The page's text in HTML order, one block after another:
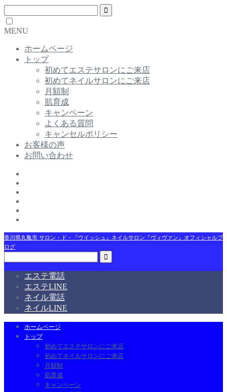
MENU
ホームページ
トップ
初めてエステサロンにご来店
初めてネイルサロンにご来店
月額制
肌育成
キャンペーン
よくある質問
キャンセルポリシー
お客様の声
お問い合わせ
香川県丸亀市 サロン・ド・『ウイッシュ』ネイルサロン『ヴィヴァン』オフィシャルブ
ログ
エステ電話
エステLINE
ネイル電話
ネイルLINE
ホームページ
トップ
初めてエステサロンにご来店
初めてネイルサロンにご来店
月額制
肌育成
キャンペーン